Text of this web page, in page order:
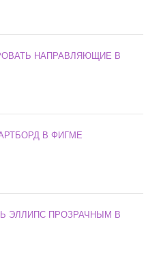
НАПРАВЛЯЮЩИЕ В
В ФИГМЕ
ЭЛЛИПС ПРОЗРАЧНЫМ В